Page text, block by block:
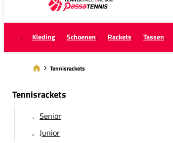
Kleding Schoenen Rackets Tassen
Tennisrackets
Tennisrackets
Senior
Junior